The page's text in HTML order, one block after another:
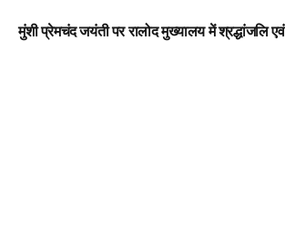
मुंशी प्रेमचंद जयंती पर रालोद मुख्यालय में श्रद्धांजलि एवं